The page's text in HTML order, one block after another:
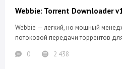
Webbie: Torrent Downloader
Webbie — легкий, но мощный
потоковой передачи торрентов
0
2 438